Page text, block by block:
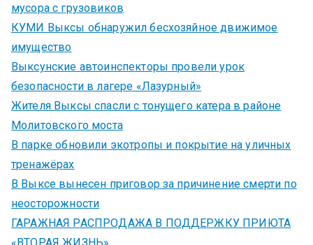
мусора с грузовиков
КУМИ Выксы обнаружил бесхозяйное движимое
имущество
Выксунские автоинспекторы провели урок
безопасности в лагере «Лазурный»
Жителя Выксы спасли с тонущего катера в районе
Молитовского моста
В парке обновили экотропы и покрытие на уличных
тренажёрах
В Выксе вынесен приговор за причинение смерти по
неосторожности
ГАРАЖНАЯ РАСПРОДАЖА В ПОДДЕРЖКУ ПРИЮТА